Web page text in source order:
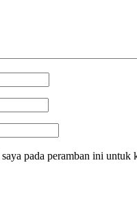
pada peramban ini untuk